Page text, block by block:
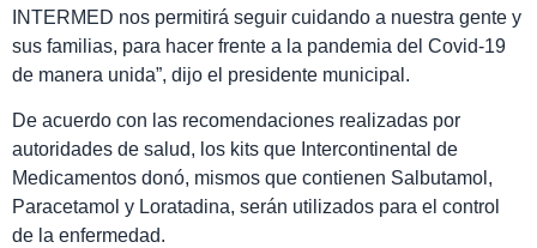
INTERMED nos permitirá seguir cuidando a nuestra gente y
sus familias, para hacer frente a la pandemia del Covid-19
de manera unida”, dijo el presidente municipal.
De acuerdo con las recomendaciones realizadas por
autoridades de salud, los kits que Intercontinental de
Medicamentos donó, mismos que contienen Salbutamol,
Paracetamol y Loratadina, serán utilizados para el control
de la enfermedad.